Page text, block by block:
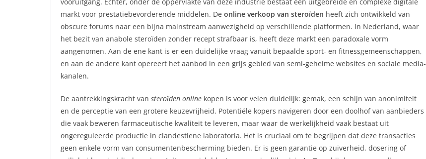
markt voor prestatiebevorderende middelen. De online verkoop van steroïden heeft zich ontwikkeld van
obscure forums naar een bijna mainstream aanwezigheid op verschillende platformen. In Nederland, waar
het bezit van anabole steroïden zonder recept strafbaar is, heeft deze markt een paradoxale vorm
aangenomen. Aan de ene kant is er een duidelijke vraag vanuit bepaalde sport- en fitnessgemeenschappen,
en aan de andere kant opereert het aanbod in een grijs gebied van semi-geheime websites en sociale media-
kanalen.
De aantrekkingskracht van steroïden online kopen is voor velen duidelijk: gemak, een schijn van anonimiteit
en de perceptie van een grotere keuzevrijheid. Potentiële kopers navigeren door een doolhof van aanbieders
die vaak beweren farmaceutische kwaliteit te leveren, maar waar de werkelijkheid vaak bestaat uit
ongereguleerde productie in clandestiene laboratoria. Het is cruciaal om te begrijpen dat deze transacties
geen enkele vorm van consumentenbescherming bieden. Er is geen garantie op zuiverheid, dosering of